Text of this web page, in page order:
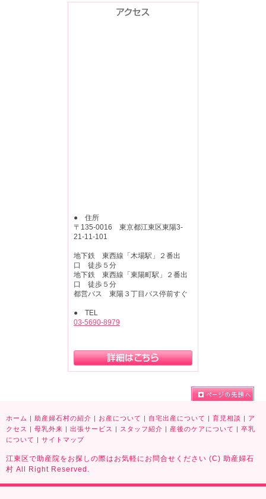
● 住所
〒135-0016 東京都江東区東陽3-
21-11-101
地下鉄 東西線「木場駅」２番出
口 徒歩５分
地下鉄 東西線「東陽町駅」２番出
口 徒歩５分
都営バス 東陽３丁目バス停前すぐ
● TEL
03-5690-8979
ホーム | 助産婦石村の紹介 | お産について | 自宅出産について | 育児相談 | ア
クセス
| 母乳外来 | 出張サービス | スタッフ紹介 | 産後のケアについて | 卒乳
について | サイトマップ
江東区で助産院をお探しの際はお気軽にお問合せください (C) 助産婦石
村 All Right Reserved.